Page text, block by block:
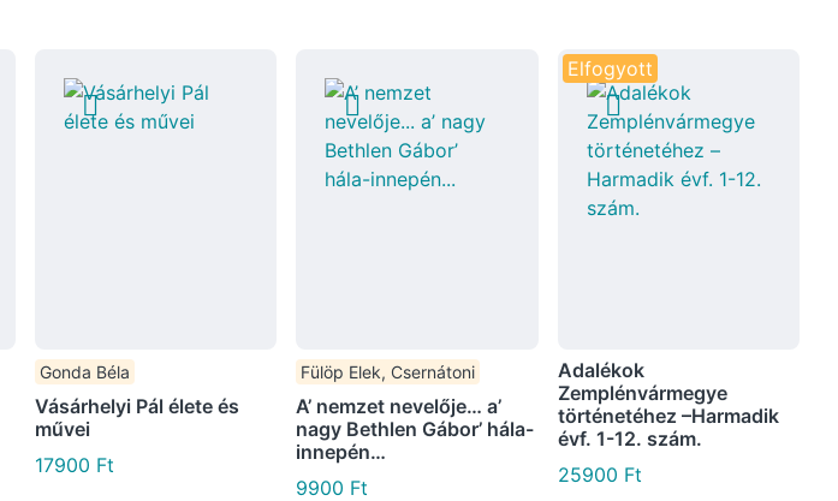
Gonda Béla
Vásárhelyi Pál élete és
művei
17900 Ft
Fülöp Elek, Csernátoni
A’ nemzet nevelője… a’
nagy Bethlen Gábor’ hála-
innepén…
9900 Ft
Elfogyott
Adalékok
Zemplénvármegye
történetéhez –Harmadik
évf. 1-12. szám.
25900 Ft